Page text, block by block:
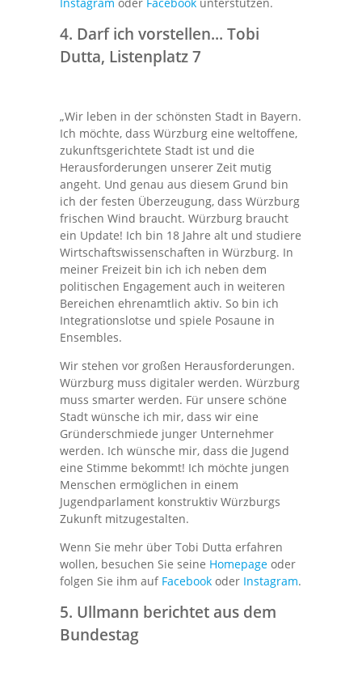
4. Darf ich vorstellen... Tobi
Dutta, Listenplatz 7
„Wir leben in der schönsten Stadt in Bayern.
Ich möchte, dass Würzburg eine weltoffene,
zukunftsgerichtete Stadt ist und die
Herausforderungen unserer Zeit mutig
angeht. Und genau aus diesem Grund bin
ich der festen Überzeugung, dass Würzburg
frischen Wind braucht. Würzburg braucht
ein Update! Ich bin 18 Jahre alt und studiere
Wirtschaftswissenschaften in Würzburg. In
meiner Freizeit bin ich ich neben dem
politischen Engagement auch in weiteren
Bereichen ehrenamtlich aktiv. So bin ich
Integrationslotse und spiele Posaune in
Ensembles.
Wir stehen vor großen Herausforderungen.
Würzburg muss digitaler werden. Würzburg
muss smarter werden. Für unsere schöne
Stadt wünsche ich mir, dass wir eine
Gründerschmiede junger Unternehmer
werden. Ich wünsche mir, dass die Jugend
eine Stimme bekommt! Ich möchte jungen
Menschen ermöglichen in einem
Jugendparlament konstruktiv Würzburgs
Zukunft mitzugestalten.
Wenn Sie mehr über Tobi Dutta erfahren
wollen, besuchen Sie seine Homepage oder
folgen Sie ihm auf Facebook oder Instagram.
5. Ullmann berichtet aus dem
Bundestag